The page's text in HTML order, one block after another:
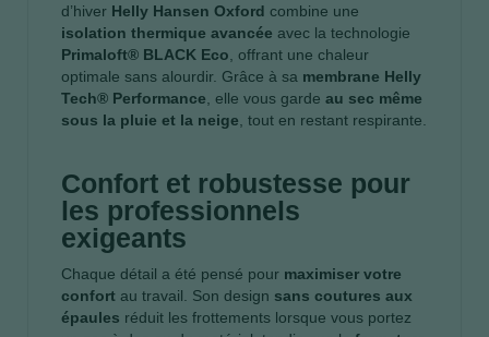
d’hiver Helly Hansen Oxford combine une
isolation thermique avancée avec la technologie
Primaloft® BLACK Eco , offrant une chaleur
optimale sans alourdir. Grâce à sa membrane Helly
Tech® Performance , elle vous garde au sec même
sous la pluie et la neige , tout en restant respirante.
Confort et robustesse pour
les professionnels
exigeants
Chaque détail a été pensé pour maximiser votre
confort au travail. Son design sans coutures aux
épaules réduit les frottements lorsque vous portez